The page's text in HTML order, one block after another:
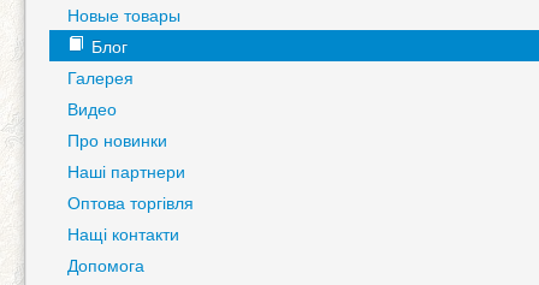
Новые товары
Блог
Галерея
Видео
Про новинки
Наші партнери
Оптова торгівля
Нащі контакти
Допомога